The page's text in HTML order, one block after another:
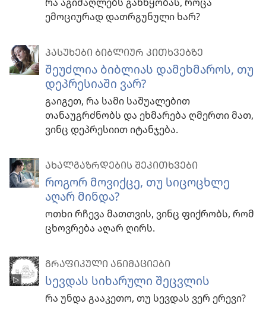
ემოციურად დათრგუნული ხარ?
ᲞᲐᲡᲣᲮᲔᲑᲘ ᲑᲘᲑᲚᲘᲣᲠ ᲙᲘᲗᲮᲕᲔᲑᲖᲔ
შეუძლია ბიბლიას დამეხმაროს, თუ
დეპრესიაში ვარ?
გაიგეთ, რა სამი საშუალებით
თანაუგრძნობს და ეხმარება ღმერთი მათ,
ვინც დეპრესიით იტანჯება.
ᲐᲮᲐᲚᲒᲐᲖᲠᲓᲔᲑᲘᲡ ᲨᲔᲙᲘᲗᲮᲕᲔᲑᲘ
როგორ მოვიქცე, თუ სიცოცხლე
აღარ მინდა?
ოთხი რჩევა მათთვის, ვინც ფიქრობს, რომ
ცხოვრება აღარ ღირს.
ᲒᲠᲐᲤᲘᲙᲣᲚᲘ ᲐᲜᲘᲛᲐᲪᲘᲔᲑᲘ
სევდას სიხარული შეცვლის
რა უნდა გააკეთო, თუ სევდას ვერ ერევი?